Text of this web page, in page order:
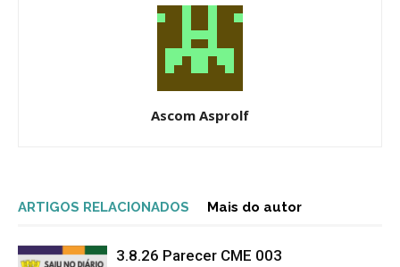
Ascom Asprolf
ARTIGOS RELACIONADOS Mais do autor
3.8.26 Parecer CME 003